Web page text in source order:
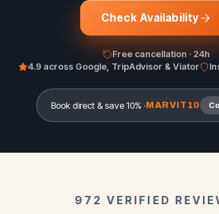
Check Availability
Free cancellation · 24h
4.9 across Google, TripAdvisor & Viator
Book direct & save 10% ·MARVIT10
972 VERIFIED